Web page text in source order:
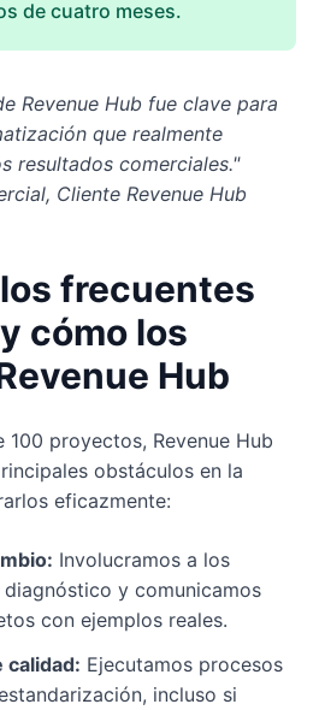
de cuatro meses.
Revenue Hub fue clave para
que realmente
resultados comerciales."
Cliente Revenue Hub
frecuentes
cómo los
Hub
proyectos, Revenue Hub
obstáculos en la
eficazmente:
Involucramos a los
y comunicamos
con ejemplos reales.
calidad: Ejecutamos procesos
incluso si